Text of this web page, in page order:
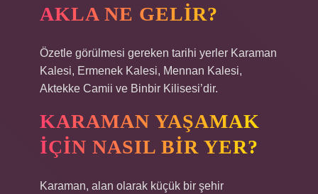
AKLA NE GELIR?
Özetle görülmesi gereken tarihi yerler Karaman
Kalesi, Ermenek Kalesi, Mennan Kalesi,
Aktekke Camii ve Binbir Kilisesi’dir.
KARAMAN YAŞAMAK
IÇIN NASIL BIR YER?
Karaman, alan olarak küçük bir şehir